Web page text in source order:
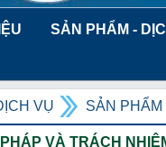
SẢN PHẨM -
VỤ SẢN PHẨM
VÀ TRÁCH